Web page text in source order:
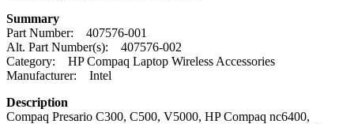
Summary
Part Number: 407576-001
Alt. Part Number(s): 407576-002
Category: HP Compaq Laptop Wireless Accessories
Manufacturer: Intel
Description
Compaq Presario C300, C500, V5000, HP Compaq nc6400,